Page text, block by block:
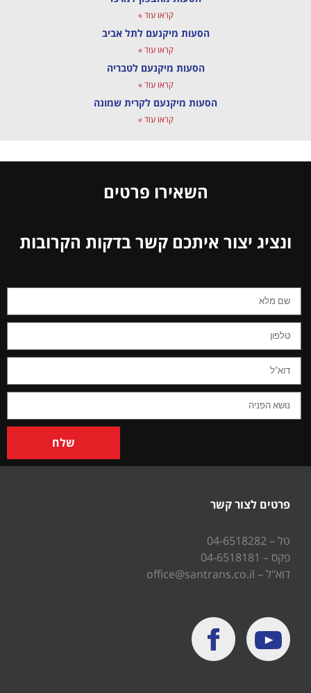
קראו עוד »
הסעות מיקנעם לתל אביב
קראו עוד »
הסעות מיקנעם לטבריה
קראו עוד »
הסעות מיקנעם לקרית שמונה
קראו עוד »
השאירו פרטים
ונציג יצור איתכם קשר בדקות הקרובות
שלח
פרטים לצור קשר
טל – 04-6518282
פקס – 04-6518181
דוא"ל – office@santrans.co.il